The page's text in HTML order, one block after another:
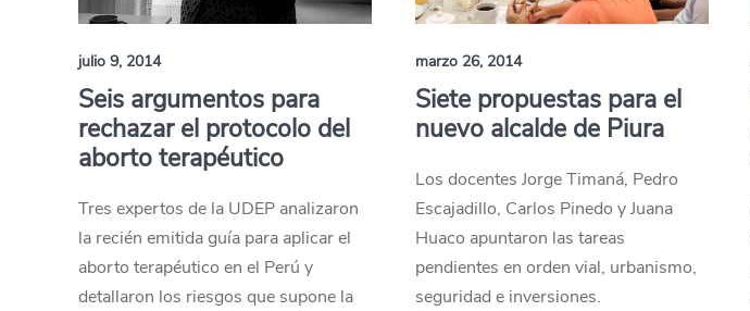
julio 9, 2014
Seis argumentos para
rechazar el protocolo del
aborto terapéutico
Tres expertos de la UDEP analizaron
la recién emitida guía para aplicar el
aborto terapéutico en el Perú y
detallaron los riesgos que supone la
marzo 26, 2014
Siete propuestas para el
nuevo alcalde de Piura
Los docentes Jorge Timaná, Pedro
Escajadillo, Carlos Pinedo y Juana
Huaco apuntaron las tareas
pendientes en orden vial, urbanismo,
seguridad e inversiones.